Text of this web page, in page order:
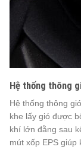
Hệ thống thông
Hệ thống thông
khe lấy gió được
khí lớn đằng sau
mút xốp EPS